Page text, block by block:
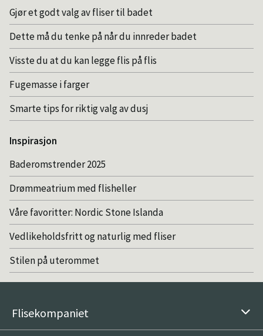
Gjør et godt valg av fliser til badet
Dette må du tenke på når du innreder badet
Visste du at du kan legge flis på flis
Fugemasse i farger
Smarte tips for riktig valg av dusj
Inspirasjon
Baderomstrender 2025
Drømmeatrium med flisheller
Våre favoritter: Nordic Stone Islanda
Vedlikeholdsfritt og naturlig med fliser
Stilen på uterommet
Flisekompaniet